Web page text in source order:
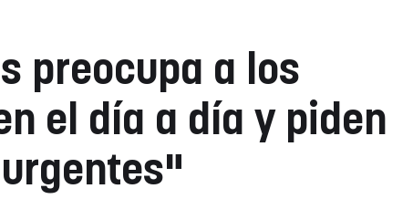
preocupa a los
el día a día y piden